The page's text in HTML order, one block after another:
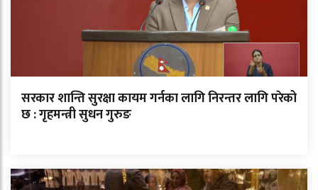
सरकार शान्ति सुरक्षा कायम गर्नका लागि निरन्तर लागि परेको
छ : गृहमन्त्री सुधन गुरुङ